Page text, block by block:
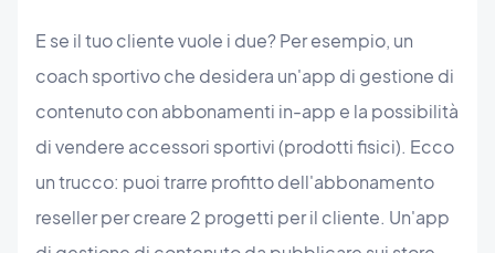
E se il tuo cliente vuole i due? Per esempio, un
coach sportivo che desidera un'app di gestione di
contenuto con abbonamenti in-app e la possibilità
di vendere accessori sportivi (prodotti fisici). Ecco
un trucco: puoi trarre profitto dell'abbonamento
reseller per creare 2 progetti per il cliente. Un'app